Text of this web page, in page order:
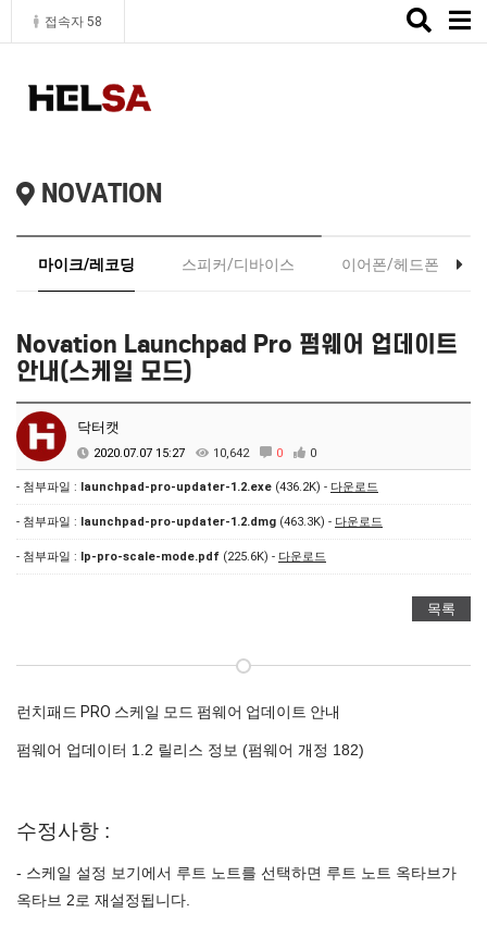
접속자 58
Toggle
NOVATION
마이크/레코딩 스피커/디바이스 이어폰/헤드폰
Novation Launchpad Pro 펌웨어 업데이트
안내(스케일 모드)
닥터캣
2020.07.07 15:27 10,642 0 0
- 첨부파일 : launchpad-pro-updater-1.2.exe (436.2K) - 다운로드
- 첨부파일 : launchpad-pro-updater-1.2.dmg (463.3K) - 다운로드
- 첨부파일 : lp-pro-scale-mode.pdf (225.6K) - 다운로드
목록
런치패드 PRO 스케일 모드 펌웨어 업데이트 안내
펌웨어 업데이터 1.2 릴리스 정보 (펌웨어 개정 182)
수정사항 :
- 스케일 설정 보기에서 루트 노트를 선택하면 루트 노트 옥타브가
옥타브 2로 재설정됩니다.